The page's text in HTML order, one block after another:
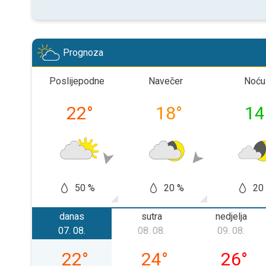
Prognoza
Poslijepodne
22°
50 %
Navečer
18°
20 %
Noću
14
20
danas
petak, 07. 08.
07. 08.
22°
sutra
subota, 08. 08.
08. 08.
24°
nedjelja
nedjelja,
09. 08.
26°